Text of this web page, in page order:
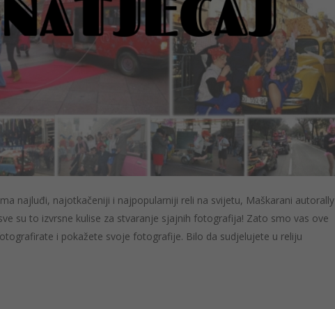
najluđi, najotkačeniji i najpopularniji reli na svijetu, Maškarani autorally
su to izvrsne kulise za stvaranje sjajnih fotografija! Zato smo vas ove
i pokažete svoje fotografije. Bilo da sudjelujete u reliju